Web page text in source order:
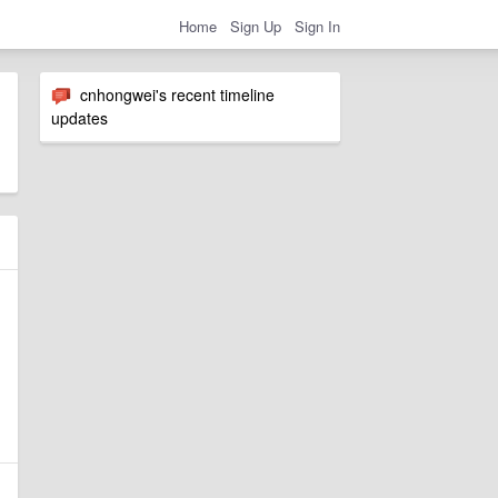
Home Sign Up Sign In
cnhongwei's recent timeline
updates